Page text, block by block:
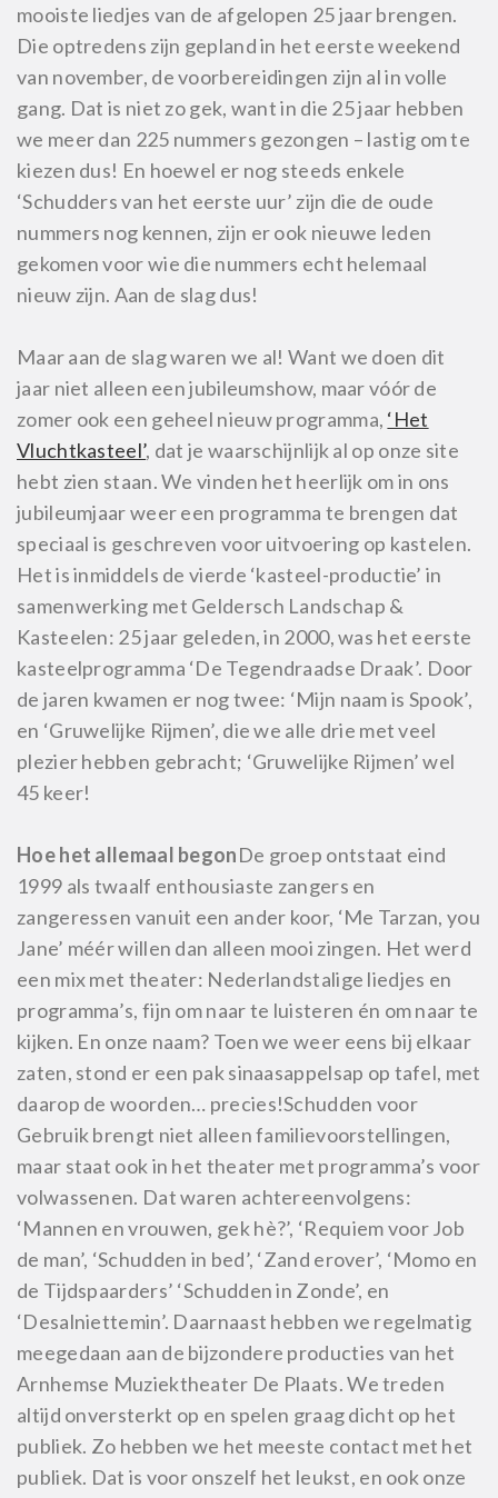
mooiste liedjes van de afgelopen 25 jaar brengen.
Die optredens zijn gepland in het eerste weekend
van november, de voorbereidingen zijn al in volle
gang. Dat is niet zo gek, want in die 25 jaar hebben
we meer dan 225 nummers gezongen – lastig om te
kiezen dus! En hoewel er nog steeds enkele
‘Schudders van het eerste uur’ zijn die de oude
nummers nog kennen, zijn er ook nieuwe leden
gekomen voor wie die nummers echt helemaal
nieuw zijn. Aan de slag dus!
Maar aan de slag waren we al! Want we doen dit
jaar niet alleen een jubileumshow, maar vóór de
zomer ook een geheel nieuw programma, ‘Het
Vluchtkasteel’, dat je waarschijnlijk al op onze site
hebt zien staan. We vinden het heerlijk om in ons
jubileumjaar weer een programma te brengen dat
speciaal is geschreven voor uitvoering op kastelen.
Het is inmiddels de vierde ‘kasteel-productie’ in
samenwerking met Geldersch Landschap &
Kasteelen: 25 jaar geleden, in 2000, was het eerste
kasteelprogramma ‘De Tegendraadse Draak’. Door
de jaren kwamen er nog twee: ‘Mijn naam is Spook’,
en ‘Gruwelijke Rijmen’, die we alle drie met veel
plezier hebben gebracht; ‘Gruwelijke Rijmen’ wel
45 keer!
Hoe het allemaal begonDe groep ontstaat eind
1999 als twaalf enthousiaste zangers en
zangeressen vanuit een ander koor, ‘Me Tarzan, you
Jane’ méér willen dan alleen mooi zingen. Het werd
een mix met theater: Nederlandstalige liedjes en
programma’s, fijn om naar te luisteren én om naar te
kijken. En onze naam? Toen we weer eens bij elkaar
zaten, stond er een pak sinaasappelsap op tafel, met
daarop de woorden… precies!Schudden voor
Gebruik brengt niet alleen familievoorstellingen,
maar staat ook in het theater met programma’s voor
volwassenen. Dat waren achtereenvolgens:
‘Mannen en vrouwen, gek hè?’, ‘Requiem voor Job
de man’, ‘Schudden in bed’, ‘Zand erover’, ‘Momo en
de Tijdspaarders’ ‘Schudden in Zonde’, en
‘Desalniettemin’. Daarnaast hebben we regelmatig
meegedaan aan de bijzondere producties van het
Arnhemse Muziektheater De Plaats. We treden
altijd onversterkt op en spelen graag dicht op het
publiek. Zo hebben we het meeste contact met het
publiek. Dat is voor onszelf het leukst, en ook onze